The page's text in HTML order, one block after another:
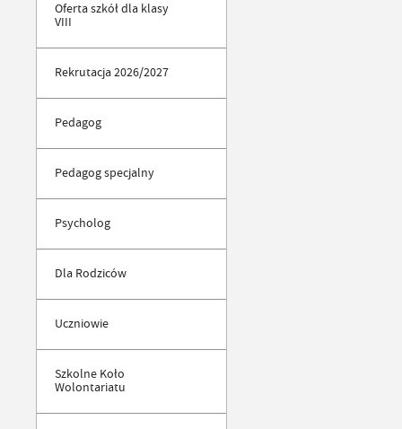
Oferta szkół dla klasy
VIII
Rekrutacja 2026/2027
Pedagog
Pedagog specjalny
Psycholog
Dla Rodziców
Uczniowie
Szkolne Koło
Wolontariatu